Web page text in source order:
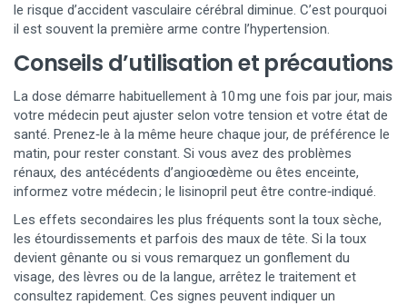
le risque d’accident vasculaire cérébral diminue. C’est pourquoi
il est souvent la première arme contre l’hypertension.
Conseils d’utilisation et précautions
La dose démarre habituellement à 10 mg une fois par jour, mais
votre médecin peut ajuster selon votre tension et votre état de
santé. Prenez‑le à la même heure chaque jour, de préférence le
matin, pour rester constant. Si vous avez des problèmes
rénaux, des antécédents d’angioœdème ou êtes enceinte,
informez votre médecin ; le lisinopril peut être contre‑indiqué.
Les effets secondaires les plus fréquents sont la toux sèche,
les étourdissements et parfois des maux de tête. Si la toux
devient gênante ou si vous remarquez un gonflement du
visage, des lèvres ou de la langue, arrêtez le traitement et
consultez rapidement. Ces signes peuvent indiquer un